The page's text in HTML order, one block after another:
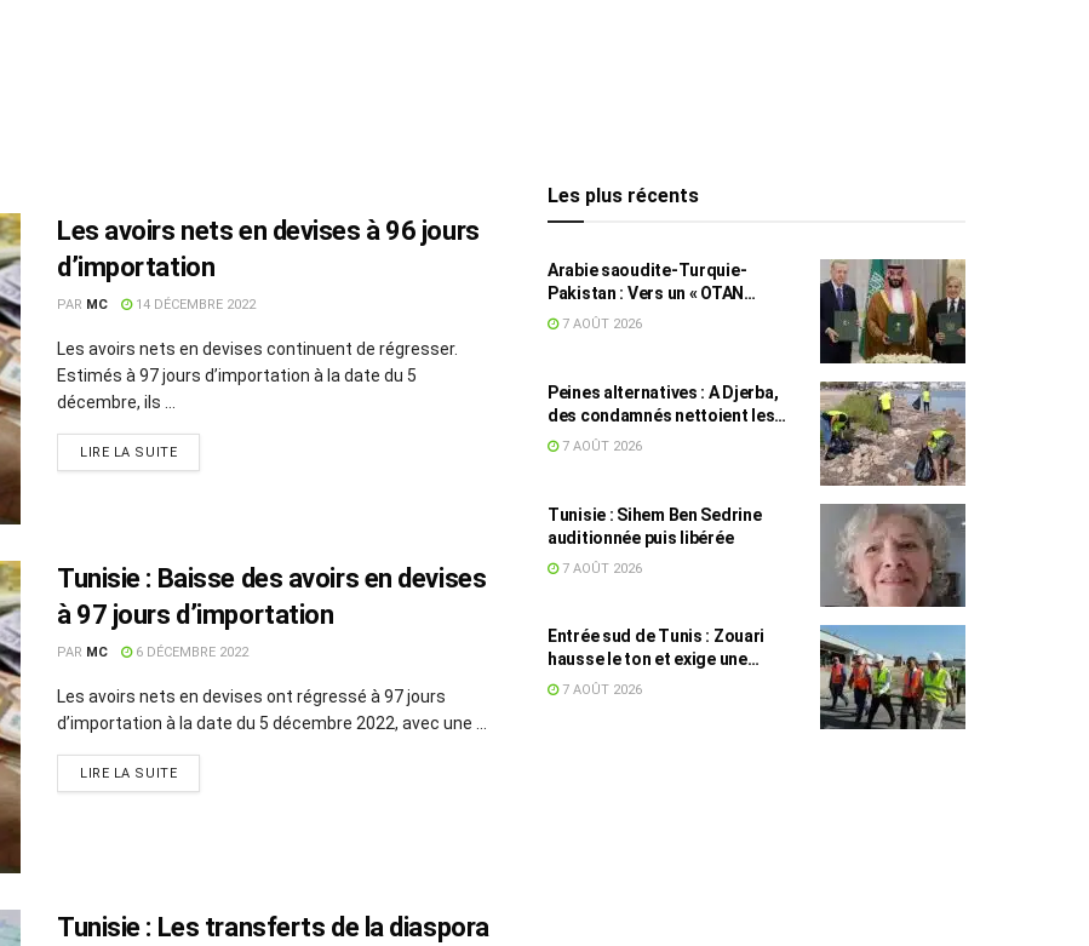
Les avoirs nets en devises à 96 jours
d’importation
PAR MC 14 DÉCEMBRE 2022
Les avoirs nets en devises continuent de régresser.
Estimés à 97 jours d’importation à la date du 5
décembre, ils ...
LIRE LA SUITE
Tunisie : Baisse des avoirs en devises
à 97 jours d’importation
PAR MC 6 DÉCEMBRE 2022
Les avoirs nets en devises ont régressé à 97 jours
d’importation à la date du 5 décembre 2022, avec une ...
LIRE LA SUITE
Tunisie : Les transferts de la diaspora
Les plus récents
Arabie saoudite-Turquie-
Pakistan : Vers un « OTAN
islamique » ?
7 AOÛT 2026
Peines alternatives : A Djerba,
des condamnés nettoient les
plages
7 AOÛT 2026
Tunisie : Sihem Ben Sedrine
auditionnée puis libérée
7 AOÛT 2026
Entrée sud de Tunis : Zouari
hausse le ton et exige une
accélération des travaux
7 AOÛT 2026